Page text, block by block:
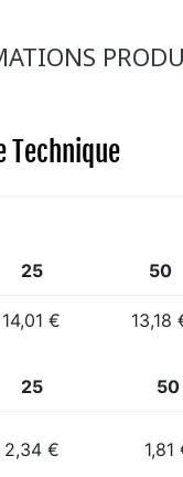
Technique
25 50
14,01 € 13,18
25 50
2,34 € 1,81